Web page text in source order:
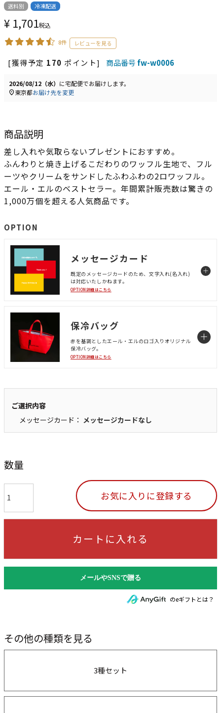
送料別 冷凍配送
¥ 1,701税込
8件
[獲得予定 170 ポイント] 商品番号fw-w0006
2026/08/12（水） に宅配便でお届けします。
東京都お届け先を変更
商品説明
差し入れや気取らないプレゼントにおすすめ。
ふんわりと焼き上げるこだわりのワッフル生地で、フル
ーツやクリームをサンドしたふわふわの2ロワッフル。
エール・エルのベストセラー。年間累計販売数は驚きの
1,000万個を超える人気商品です。
OPTION
メッセージカード
既定のメッセージカードのため、文字入れ(名入れ)
は対応いたしかねます。
OPTION詳細はこちら
保冷バッグ
赤を基調としたエール・エルのロゴ入りオリジナル
保冷バッグ。
OPTION詳細はこちら
ご選択内容
メッセージカード： メッセージカードなし
数量
お気に入りに登録する
カートに入れる
のeギフトとは？
その他の種類を見る
3種セット